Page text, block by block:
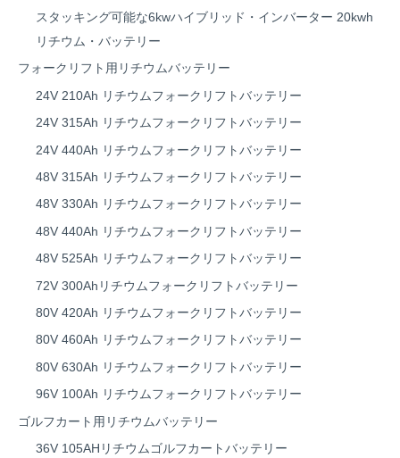
スタッキング可能な6kwハイブリッド・インバーター 20kwh
リチウム・バッテリー
フォークリフト用リチウムバッテリー
24V 210Ah リチウムフォークリフトバッテリー
24V 315Ah リチウムフォークリフトバッテリー
24V 440Ah リチウムフォークリフトバッテリー
48V 315Ah リチウムフォークリフトバッテリー
48V 330Ah リチウムフォークリフトバッテリー
48V 440Ah リチウムフォークリフトバッテリー
48V 525Ah リチウムフォークリフトバッテリー
72V 300Ahリチウムフォークリフトバッテリー
80V 420Ah リチウムフォークリフトバッテリー
80V 460Ah リチウムフォークリフトバッテリー
80V 630Ah リチウムフォークリフトバッテリー
96V 100Ah リチウムフォークリフトバッテリー
ゴルフカート用リチウムバッテリー
36V 105AHリチウムゴルフカートバッテリー